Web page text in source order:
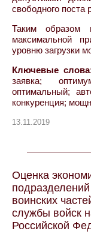
свободного поста
Таким образом
максимальной
уровню загрузки
Ключевые
заявка;
оптимальный;
конкуренция;
13.11.2019
Оценка
воинских
службы войск
Российской